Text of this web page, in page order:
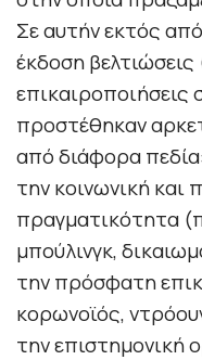
Σε αυτήν εκτός
έκδοση
επικαιροποιήσεις
προστέθηκαν
από διάφορα
την κοινωνική και
πραγματικότητα
μπούλινγκ,
την πρόσφατη
κορωνοϊός,
την επιστημονική